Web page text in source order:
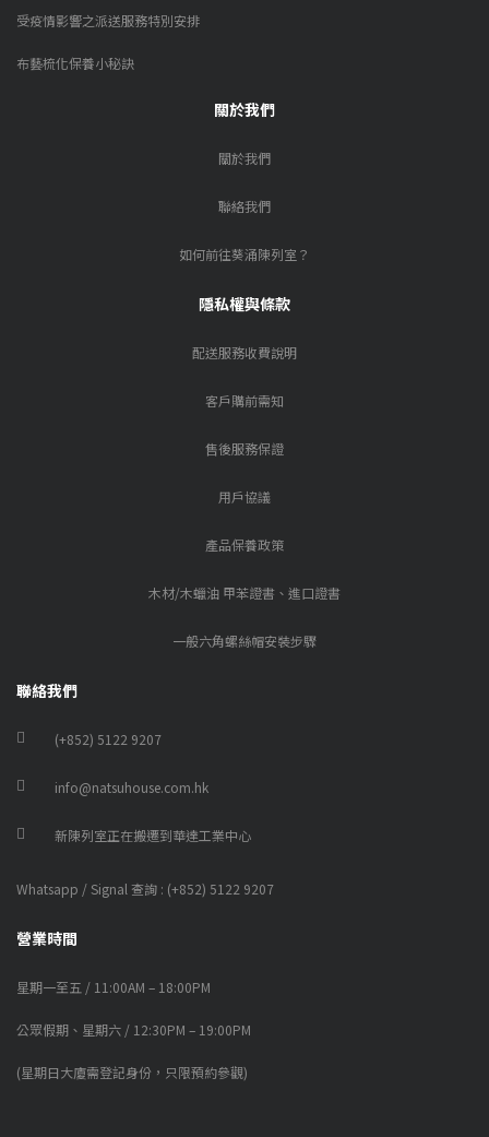
受疫情影響之派送服務特別安排
布藝梳化保養小秘訣
關於我們
關於我們
聯絡我們
如何前往葵涌陳列室？
隱私權與條款
配送服務收費說明
客戶購前需知
售後服務保證
用戶協議
產品保養政策
木材/木蠟油 甲苯證書、進口證書
一般六角螺絲帽安裝步驟
聯絡我們
(+852) 5122 9207
info@natsuhouse.com.hk
新陳列室正在搬遷到華達工業中心
Whatsapp / Signal 查詢 : (+852) 5122 9207
營業時間
星期一至五 / 11:00AM – 18:00PM
公眾假期、星期六 / 12:30PM – 19:00PM
(星期日大廈需登記身份，只限預約參觀)